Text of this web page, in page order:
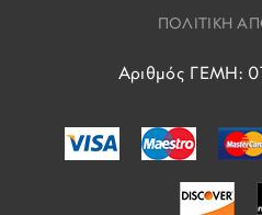
ΠΟΛΙΤΙΚΗ
Αριθμός ΓΕΜΗ: